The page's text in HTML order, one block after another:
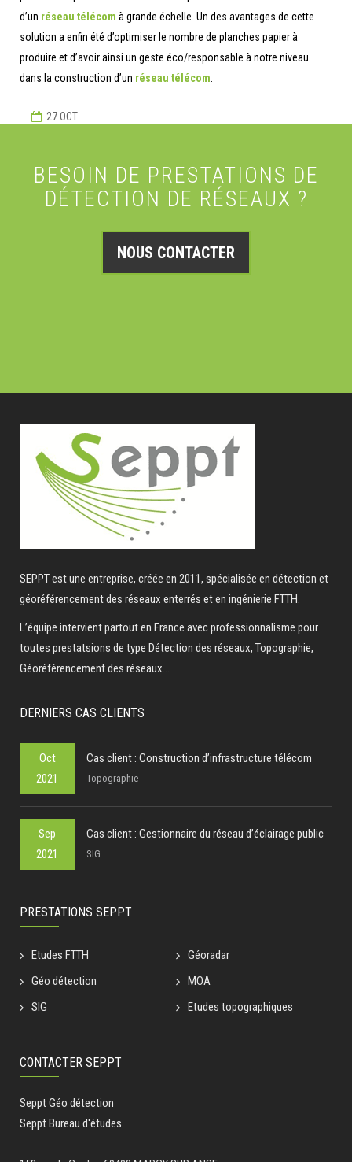
d’un réseau télécom à grande échelle. Un des avantages de cette
solution a enfin été d’optimiser le nombre de planches papier à
produire et d’avoir ainsi un geste éco/responsable à notre niveau
dans la construction d’un réseau télécom
27 OCT
BESOIN DE PRESTATIONS DE
DÉTECTION DE RÉSEAUX ?
NOUS CONTACTER
SEPPT est une entreprise, créée en 2011, spécialisée en détection et
géoréférencement des réseaux enterrés et en ingénierie FTTH.
L’équipe intervient partout en France avec professionnalisme pour
toutes prestatsions de type Détection des réseaux, Topographie,
Géoréférencement des réseaux...
DERNIERS CAS CLIENTS
Oct
2021
Cas client : Construction d’infrastructure télécom
Topographie
Sep
2021
Cas client : Gestionnaire du réseau d’éclairage public
SIG
PRESTATIONS SEPPT
Etudes FTTH
Géoradar
Géo détection
MOA
SIG
Etudes topographiques
CONTACTER SEPPT
Seppt Géo détection
Seppt Bureau d'études